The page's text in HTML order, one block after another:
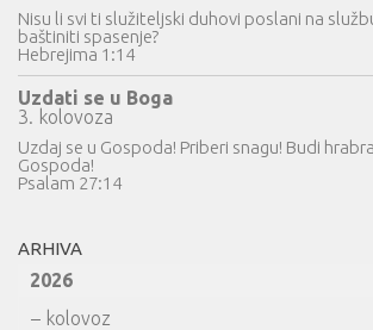
Nisu li svi ti služiteljski duhovi poslani na
baštiniti spasenje?
Hebrejima 1:14
Uzdati se u Boga
3. kolovoza
Uzdaj se u Gospoda! Priberi snagu! Budi
Gospoda!
Psalam 27:14
ARHIVA
2026
– kolovoz